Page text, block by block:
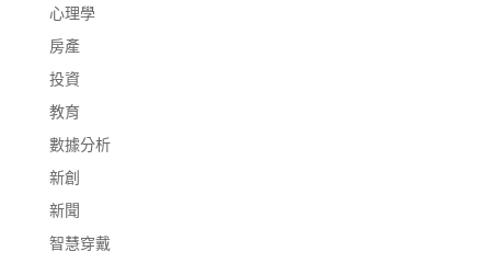
心理學
房產
投資
教育
數據分析
新創
新聞
智慧穿戴